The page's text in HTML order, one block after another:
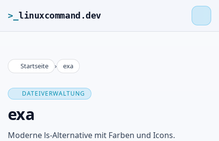
>_ linuxcommand.dev
>_linuxcommand.dev
Roadmap
Startseite › exa
DATEIVERWALTUNG
exa
Moderne ls-Alternative mit Farben und Icons.